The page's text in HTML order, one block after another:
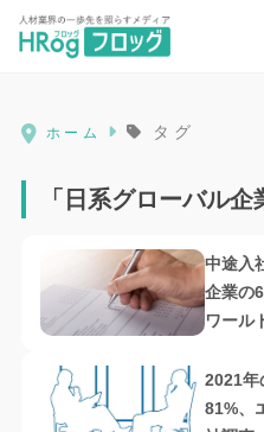
HRog | 人材業界の
ホーム タグ
「日系グローバル
中途入
企業の
ワール
2021年
81%、